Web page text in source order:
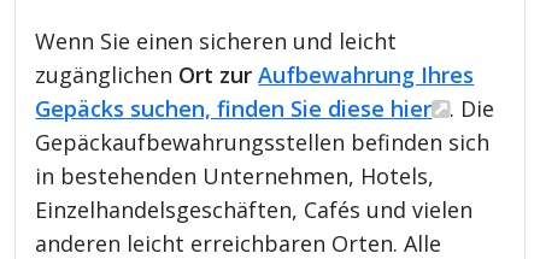
Wenn Sie einen sicheren und leicht
zugänglichen Ort zurAufbewahrung Ihres
Gepäcks suchen, finden Sie diese hier
. Die
Gepäckaufbewahrungsstellen befinden sich
in bestehenden Unternehmen, Hotels,
Einzelhandelsgeschäften, Cafés und vielen
anderen leicht erreichbaren Orten. Alle